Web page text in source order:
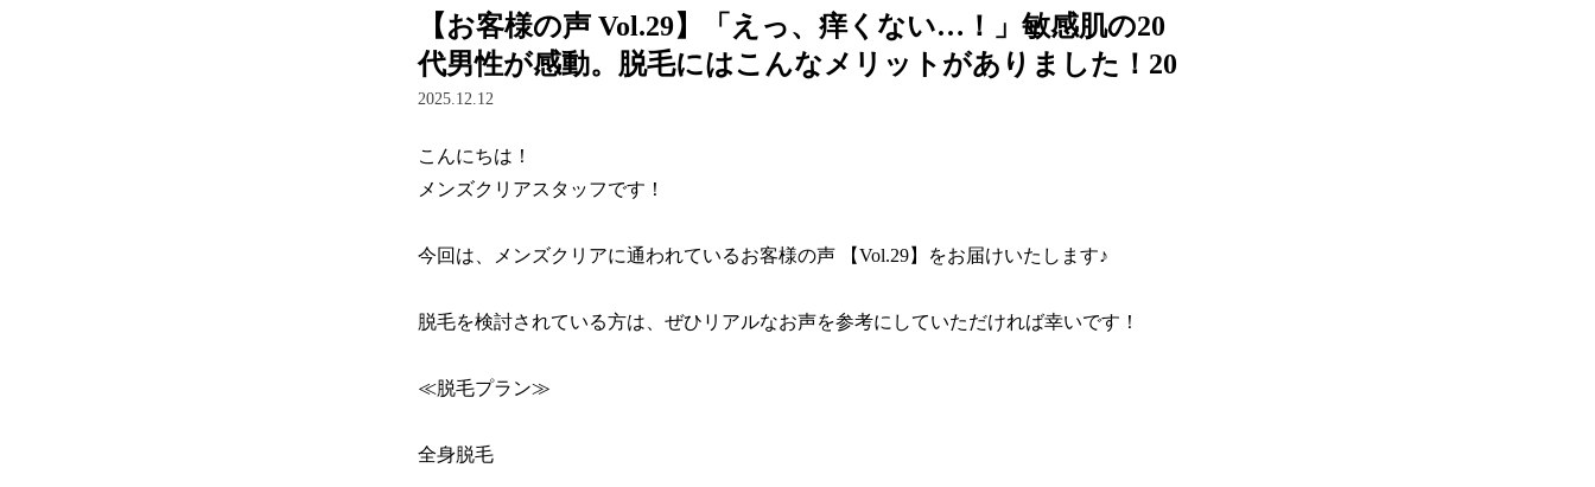
【お客様の声 Vol.29】「えっ、痒くない…！」敏感肌の20
代男性が感動。脱毛にはこんなメリットがありました！20
2025.12.12
こんにちは！
メンズクリアスタッフです！
今回は、メンズクリアに通われているお客様の声 【Vol.29】をお届けいたします♪
脱毛を検討されている方は、ぜひリアルなお声を参考にしていただければ幸いです！
≪脱毛プラン≫
全身脱毛